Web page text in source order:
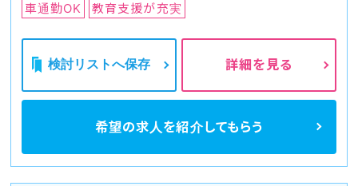
車通勤OK 教育支援が充実
検討リストへ保存 詳細を見る
希望の求人を紹介してもらう